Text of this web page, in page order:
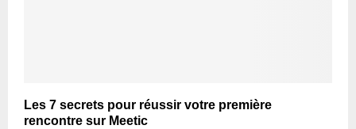
Les 7 secrets pour réussir votre première
rencontre sur Meetic